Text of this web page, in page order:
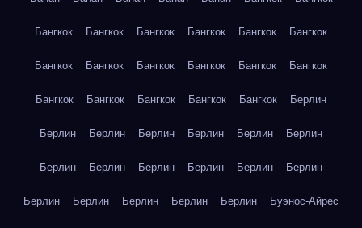
Бангкок Бангкок Бангкок Бангкок Бангкок Бангкок
Бангкок Бангкок Бангкок Бангкок Бангкок Бангкок
Бангкок Бангкок Бангкок Бангкок Бангкок Берлин
Берлин Берлин Берлин Берлин Берлин Берлин
Берлин Берлин Берлин Берлин Берлин Берлин
Берлин Берлин Берлин Берлин Берлин Буэнос-Айрес